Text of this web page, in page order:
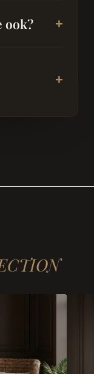
ook?